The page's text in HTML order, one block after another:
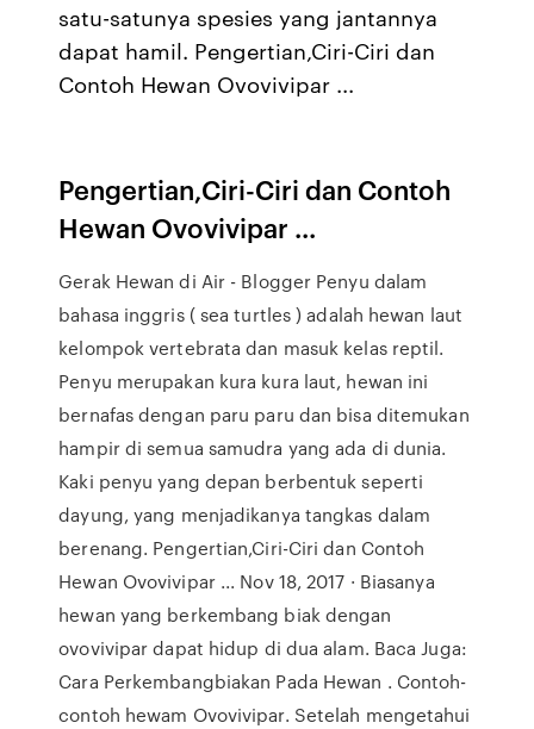
satu-satunya spesies yang jantannya
dapat hamil. Pengertian,Ciri-Ciri dan
Contoh Hewan Ovovivipar ...
Pengertian,Ciri-Ciri dan Contoh
Hewan Ovovivipar ...
Gerak Hewan di Air - Blogger Penyu dalam
bahasa inggris ( sea turtles ) adalah hewan laut
kelompok vertebrata dan masuk kelas reptil.
Penyu merupakan kura kura laut, hewan ini
bernafas dengan paru paru dan bisa ditemukan
hampir di semua samudra yang ada di dunia.
Kaki penyu yang depan berbentuk seperti
dayung, yang menjadikanya tangkas dalam
berenang. Pengertian,Ciri-Ciri dan Contoh
Hewan Ovovivipar ... Nov 18, 2017 · Biasanya
hewan yang berkembang biak dengan
ovovivipar dapat hidup di dua alam. Baca Juga:
Cara Perkembangbiakan Pada Hewan . Contoh-
contoh hewam Ovovivipar. Setelah mengetahui